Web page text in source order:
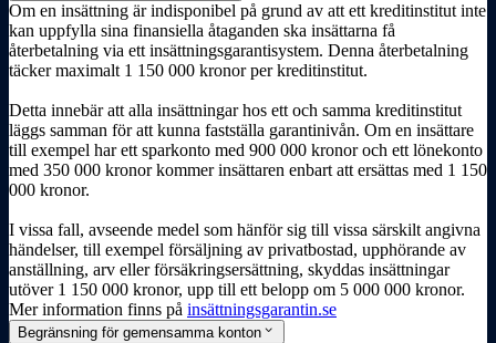
Om en insättning är indisponibel på grund av att ett kreditinstitut inte
kan uppfylla sina finans­­­­iella åtaganden ska insättarna få
återbetalning via ett insättnings­­­­garantisystem. Denna återbetalning
täcker maximalt 1 150 000 kronor per kreditinstitut.
Detta innebär att alla insättningar hos ett och samma kreditinstitut
läggs samman för att kunna fastställa garantinivån. Om en insättare
till exempel har ett sparkonto med 900 000 kronor och ett lönekonto
med 350 000 kronor kommer insättaren enbart att ersättas med 1 150
000 kronor.
I vissa fall, avseende medel som hänför sig till vissa särskilt angivna
händelser, till exempel försäljning av privat­­­­bostad, upphörande av
anställning, arv eller försäkringsersättning, skyddas insättningar
utöver 1 150 000 kronor, upp till ett belopp om 5 000 000 kronor.
Mer information finns på insättnings­­­­garantin.se
Begränsning för gemensamma konton expand_more